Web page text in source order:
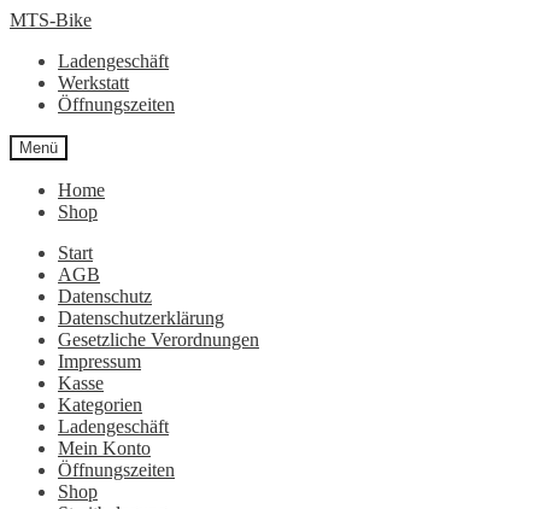
Zur
springen
Zum
springen
MTS-Bike
Ladengeschäft
Werkstatt
Öffnungszeiten
Menü
Home
Shop
Start
AGB
Datenschutz
Datenschutzerklärung
Gesetzliche Verordnungen
Impressum
Kasse
Kategorien
Ladengeschäft
Mein Konto
Öffnungszeiten
Shop